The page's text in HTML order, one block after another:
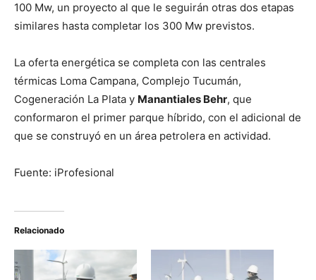
100 Mw, un proyecto al que le seguirán otras dos etapas
similares hasta completar los 300 Mw previstos.
La oferta energética se completa con las centrales
térmicas Loma Campana, Complejo Tucumán,
Cogeneración La Plata y Manantiales Behr, que
conformaron el primer parque híbrido, con el adicional de
que se construyó en un área petrolera en actividad.
Fuente: iProfesional
Relacionado